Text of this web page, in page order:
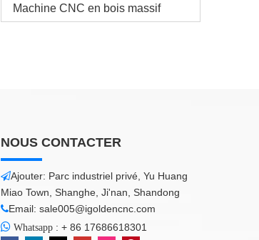
Machine CNC en bois massif
NOUS CONTACTER
Ajouter: Parc industriel privé, Yu Huang
Miao Town, Shanghe, Ji'nan, Shandong
Email: sale005@igoldencnc.com
 Whatsapp : + 86 17686618301